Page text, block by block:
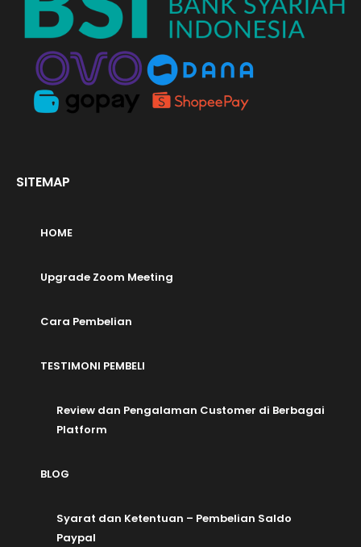
SITEMAP
HOME
Upgrade Zoom Meeting
Cara Pembelian
TESTIMONI PEMBELI
Review dan Pengalaman Customer di Berbagai
Platform
BLOG
Syarat dan Ketentuan – Pembelian Saldo
Paypal